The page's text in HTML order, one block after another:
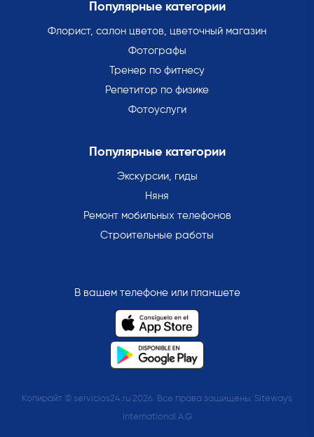
Популярные категории
Флорист, салон цветов, цветочный магазин
Фотографы
Тренер по фитнесу
Репетитор по физике
Фотоуслуги
Популярные категории
Экскурсии, гиды
Няня
Ремонт мобильных телефонов
Строительные работы
В вашем телефоне или планшете
Копирайт © servicios24.ru 2026. Все права защищены. Siteways
International A.G